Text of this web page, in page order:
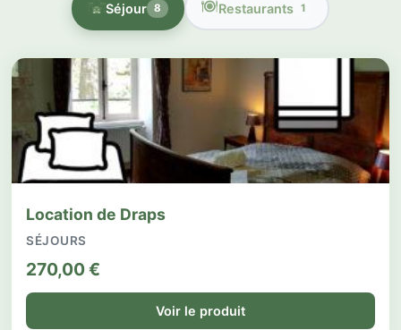
Séjour 8 Restaurants 1
Location de Draps
SÉJOURS
270,00€
Voir le produit